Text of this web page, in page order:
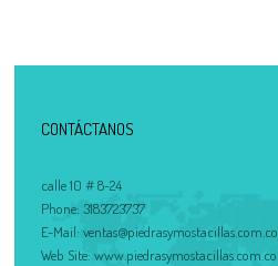
CONTÁCTANOS
calle 10 # 8-24
Phone: 3183723737
E-Mail: ventas@piedrasymostacillas.com.co
Web Site: www.piedrasymostacillas.com.co